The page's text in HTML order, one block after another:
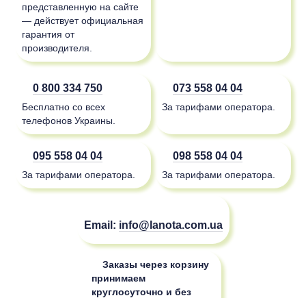
представленную на сайте
— действует официальная
гарантия от
производителя.
0 800 334 750
Бесплатно со всех
телефонов Украины.
073 558 04 04
За тарифами оператора.
095 558 04 04
За тарифами оператора.
098 558 04 04
За тарифами оператора.
Email: info@lanota.com.ua
Заказы через корзину
принимаем
круглосуточно и без